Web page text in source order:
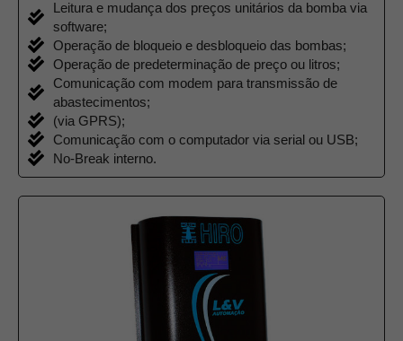
Leitura e mudança dos preços unitários da bomba via
software;
Operação de bloqueio e desbloqueio das bombas;
Operação de predeterminação de preço ou litros;
Comunicação com modem para transmissão de
abastecimentos;
(via GPRS);
Comunicação com o computador via serial ou USB;
No-Break interno.